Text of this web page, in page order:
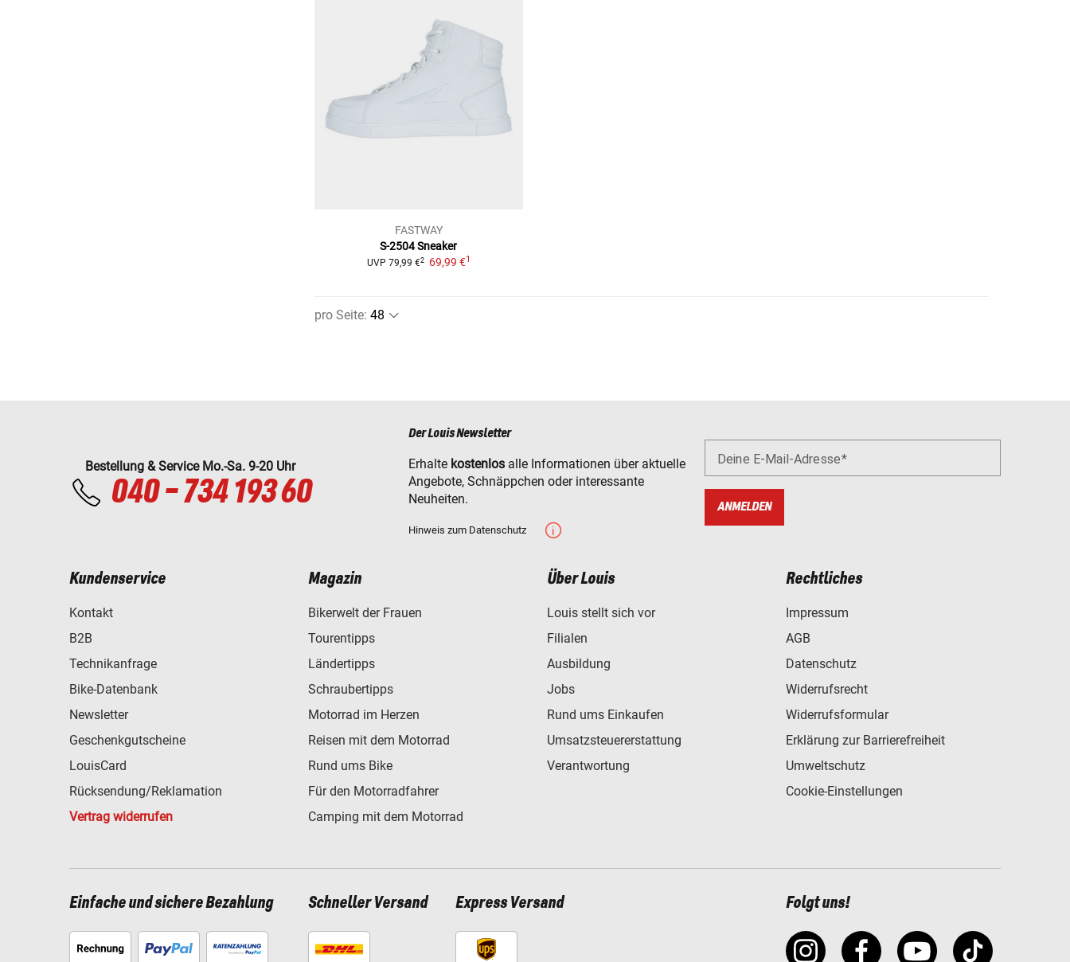
FASTWAY
S-2504Sneaker
UVP 79,99 €2 69,99 €1
pro Seite:
Bestellung & Service Mo.-Sa. 9-20 Uhr
040 - 734 193 60
Der Louis Newsletter
Erhalte kostenlos alle Informationen über aktuelle
Angebote, Schnäppchen oder interessante
Neuheiten.
Hinweis zum Datenschutz
Deine E-Mail-Adresse
ANMELDEN
Kundenservice
Kontakt
B2B
Technikanfrage
Bike-Datenbank
Newsletter
Geschenkgutscheine
LouisCard
Rücksendung/Reklamation
Vertrag widerrufen
Magazin
Bikerwelt der Frauen
Tourentipps
Ländertipps
Schraubertipps
Motorrad im Herzen
Reisen mit dem Motorrad
Rund ums Bike
Für den Motorradfahrer
Camping mit dem Motorrad
Über Louis
Louis stellt sich vor
Filialen
Ausbildung
Jobs
Rund ums Einkaufen
Umsatzsteuererstattung
Verantwortung
Rechtliches
Impressum
AGB
Datenschutz
Widerrufsrecht
Widerrufsformular
Erklärung zur Barrierefreiheit
Umweltschutz
Cookie-Einstellungen
Einfache und sichere Bezahlung Schneller Versand Express Versand Folgt uns!